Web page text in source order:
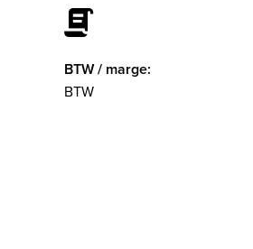
BTW / marge:
BTW